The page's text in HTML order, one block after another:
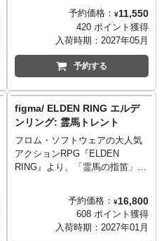
岡田ユリコが、タックルの姿で
可動フィギュアシリーズfigmaに
ラインナップしました。表情パ
ーツには「通常顔」「叫び顔」
「食いしばり顔」「微笑顔」
を、さらにパーツの差し替えで
し、お好みでディスプレイが可
能です。クリアパーツを採用し
たゴーグルには透過仕様と非透
過仕様の2種、スカートには立ち
姿用とアクション用の2種が付属
合わせたポージングに対応しま
予約価格： ¥11,550
420 ポイント獲得
入荷時期： 2027年05月
予約する
figma/ ELDEN RING エルデ
ンリング: 霊馬トレント
フロム・ソフトウェアの大人気
アクションRPG『ELDEN
RING』より、「霊馬の指笛」で
高約18センチのfigmaになって登
場です。オプションパーツに武
器「ランス」に加え、同シリー
ズのfigma「狼の戦鬼（別売）」
予約価格： ¥16,800
608 ポイント獲得
入荷時期： 2027年01月